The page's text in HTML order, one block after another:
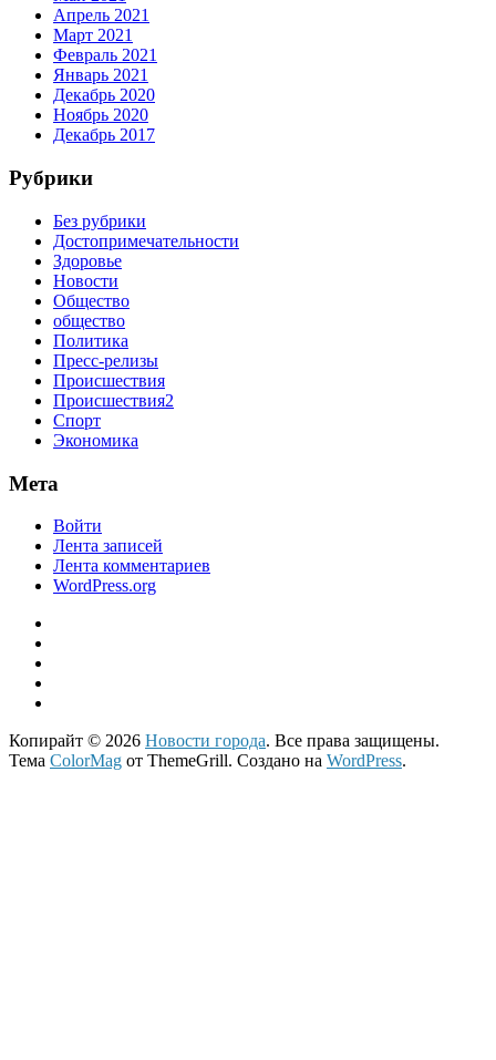
Апрель 2021
Март 2021
Февраль 2021
Январь 2021
Декабрь 2020
Ноябрь 2020
Декабрь 2017
Рубрики
Без рубрики
Достопримечательности
Здоровье
Новости
Общество
общество
Политика
Пресс-релизы
Происшествия
Происшествия2
Спорт
Экономика
Мета
Войти
Лента записей
Лента комментариев
WordPress.org
Копирайт © 2026 Новости города. Все права защищены.
Тема ColorMag от ThemeGrill. Создано на WordPress.